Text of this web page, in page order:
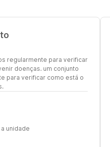
regularmente para verificar
doenças. um conjunto
para verificar como está o
unidade